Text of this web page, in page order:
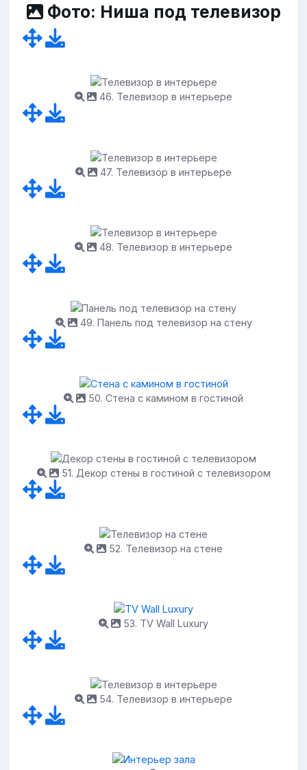
Фото: Ниша под телевизор
46. Телевизор в интерьере
47. Телевизор в интерьере
48. Телевизор в интерьере
49. Панель под телевизор на стену
50. Стена с камином в гостиной
51. Декор стены в гостиной с телевизором
52. Телевизор на стене
53. TV Wall Luxury
54. Телевизор в интерьере